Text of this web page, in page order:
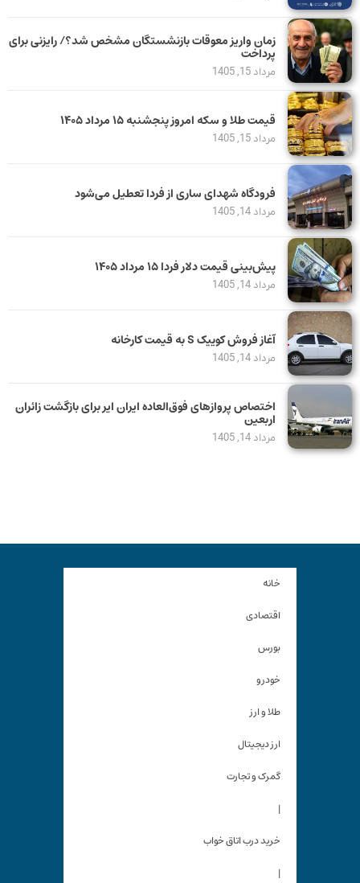
زمان واریز معوقات بازنشستگان مشخص شد؟/ رایزنی برای
پرداخت
مرداد 15, 1405
قیمت طلا و سکه امروز پنجشنبه ۱۵ مرداد ۱۴۰۵
مرداد 15, 1405
فرودگاه شهدای ساری از فردا تعطیل می‌شود
مرداد 14, 1405
پیش‌بینی قیمت دلار فردا ۱۵ مرداد ۱۴۰۵
مرداد 14, 1405
آغاز فروش کوییک S به قیمت کارخانه
مرداد 14, 1405
اختصاص پروازهای فوق‌العاده ایران ایر برای بازگشت زائران
اربعین
مرداد 14, 1405
خانه
اقتصادی
بورس
خودرو
طلا و ارز
ارز دیجیتال
گمرک و تجارت
|
خرید درب اتاق خواب
|